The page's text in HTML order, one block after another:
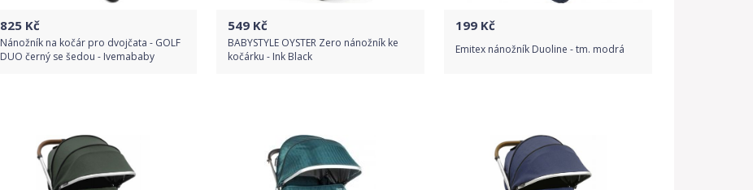
825 Kč
Nánožník na kočár pro dvojčata - GOLF
DUO černý se šedou - Ivemababy
Detail produktu
549 Kč
BABYSTYLE OYSTER Zero nánožník ke
kočárku - Ink Black
Detail produktu
199 Kč
Emitex nánožník Duoline - tm. modrá
Detail produktu